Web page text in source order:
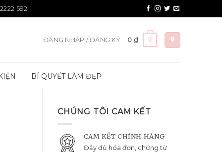
592
ĐĂNG NHẬP / ĐĂNG KÝ 0 ₫ 0
BÍ QUYẾT LÀM ĐẸP
CHÚNG TÔI CAM KẾT
CAM KẾT CHÍNH HÃNG
Đầy đủ hóa đơn, chứng từ